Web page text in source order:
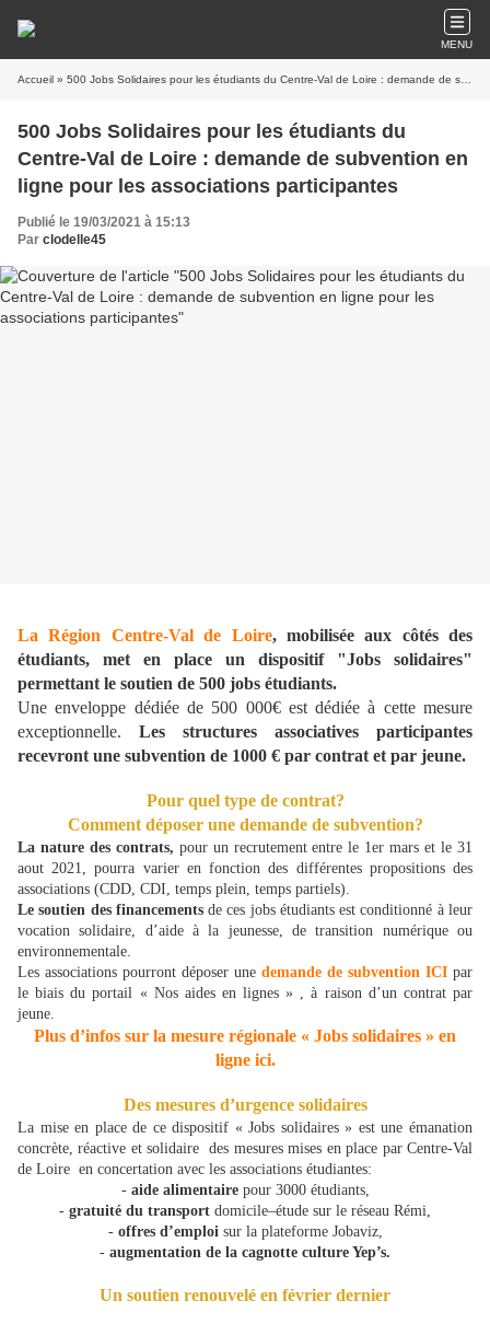
MENU
Accueil » 500 Jobs Solidaires pour les étudiants du Centre-Val de Loire : demande de subvention en ligne pour les associations participantes
500 Jobs Solidaires pour les étudiants du
Centre-Val de Loire : demande de subvention en
ligne pour les associations participantes
Publié le 19/03/2021 à 15:13
Par clodelle45
La Région Centre-Val de Loire, mobilisée aux côtés des
étudiants, met en place un dispositif "Jobs solidaires"
permettant le soutien de 500 jobs étudiants.
Une enveloppe dédiée de 500 000€ est dédiée à cette mesure
exceptionnelle. Les
structures associatives participantes
recevront une subvention de 1000 € par contrat et par jeune.
Pour quel type de contrat?
Comment déposer une demande de subvention?
La nature des contrats, pour un recrutement entre le 1er mars et le 31
aout 2021, pourra varier en fonction des différentes propositions des
associations (CDD, CDI, temps plein, temps partiels).
Le soutien des financementsde ces jobs étudiants est conditionné à leur
vocation solidaire, d’aide à la jeunesse, de transition numérique ou
environnementale.
Les associations pourront déposer une demande de subvention ICI par
le biais du portail « Nos aides en lignes » , à raison d’un contrat par
jeune.
Plus d’infos sur la mesure régionale « Jobs solidaires » en
ligne ici.
Des mesures d’urgence solidaires
La mise en place de ce dispositif « Jobs solidaires » est une émanation
concrète, réactive et solidaire des mesures mises en place par Centre-Val
de Loire en concertation avec les associations étudiantes:
- aide alimentaire pour 3000 étudiants,
- gratuité du transport domicile–étude sur le réseau Rémi,
- offres d’emploi sur la plateforme Jobaviz,
- augmentation de la cagnotte culture Yep’s.
Un soutien renouvelé en février dernier